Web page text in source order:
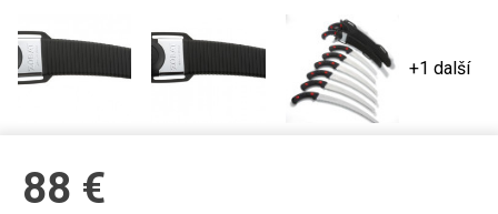
+1 další
88 €